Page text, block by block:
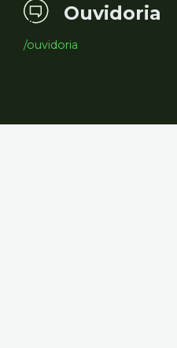
Ouvidoria
/ouvidoria